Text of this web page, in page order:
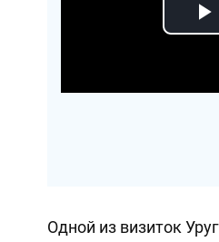
Одной из визиток